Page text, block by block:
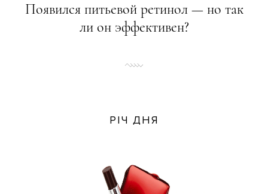
Появился питьевой ретинол — но так
ли он эффективен?
РІЧ ДНЯ